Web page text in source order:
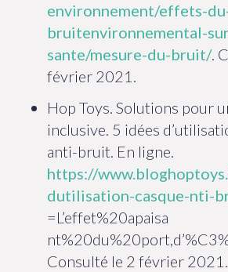
environnement/effets-
bruitenvironnemental-
sante/mesure-du-bruit/.
février 2021.
Hop Toys. Solutions pour
inclusive. 5 idées
anti-bruit. En ligne.
https://
dutilisation-casque-nti-
=L’effet%20apaisa
Consulté le 2 février 2021.